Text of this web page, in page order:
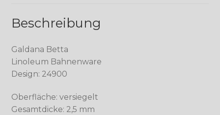
Beschreibung
Galdana Betta
Linoleum Bahnenware
Design: 24900
Oberfläche: versiegelt
Gesamtdicke: 2,5 mm